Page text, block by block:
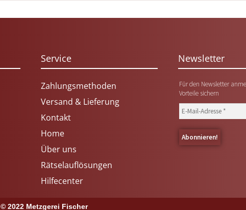
Service
Zahlungsmethoden
Versand & Lieferung
Kontakt
Home
Über uns
Rätselauflösungen
Hilfecenter
Newsletter
Für den Newsletter
Vorteile sichern
© 2022 Metzgerei Fischer